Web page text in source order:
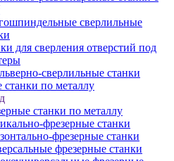
сверлильные
для сверления отверстий под
сверлильные станки
по металлу
станки по металлу
фрезерные станки
фрезерные станки
фрезерные станки